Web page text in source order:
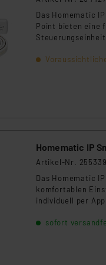
Das Homematic
Point bieten eine
werden können.
Homematic IP
Artikel-Nr. 255339
Das Homematic
komfortablen
individuell per
sofort